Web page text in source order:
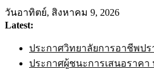
วันอาทิตย์, สิงหาคม 9, 2026
Latest:
ประกาศวิทยาลัยการอาชีพป
ประกาศผู้ชนะการเสนอราคา